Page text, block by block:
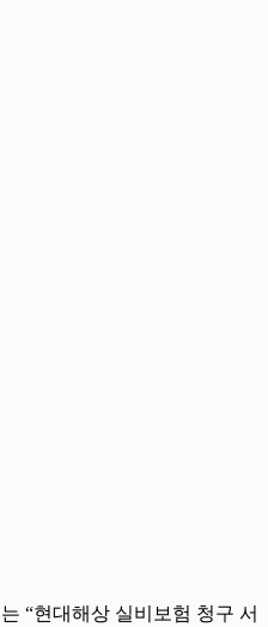
“현대해상 실비보험 청구 서